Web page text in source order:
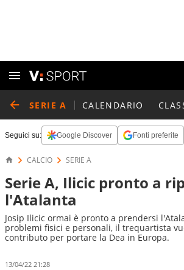
SERIE A CALENDARIO
Seguici su: Google Discover Fonti preferite
CALCIO SERIE A
Serie A, Ilicic pronto a
l'Atalanta
Josip Ilicic ormai è pronto a prendersi
problemi fisici e personali, il trequartista
contributo per portare la Dea in Europa.
13/04/22 21:28